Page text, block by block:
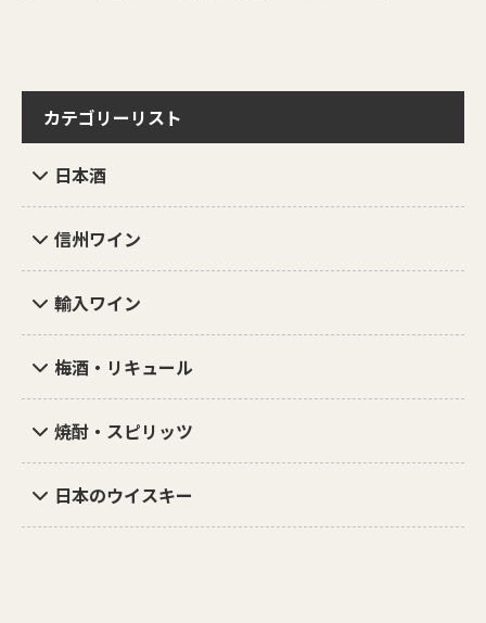
カテゴリーリスト
日本酒
信州ワイン
輸入ワイン
梅酒・リキュール
焼酎・スピリッツ
日本のウイスキー